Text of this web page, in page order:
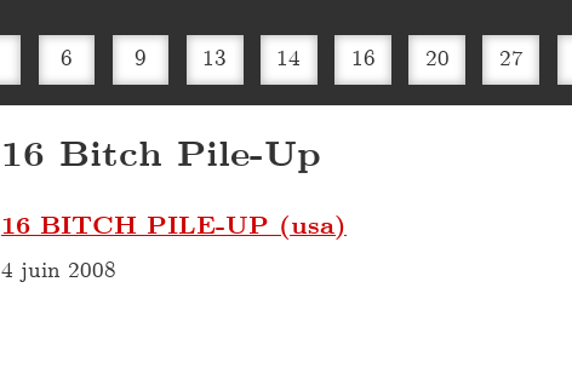
6 9 13 14 16 20 27
16 Bitch Pile-Up
16 BITCH PILE-UP (usa)
4 juin 2008